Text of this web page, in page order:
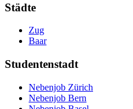
Städte
Zug
Baar
Studentenstadt
Nebenjob Zürich
Nebenjob Bern